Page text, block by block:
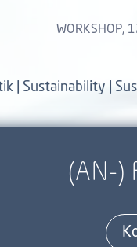
WORKSHOP,
| Sustainability |
(AN-)